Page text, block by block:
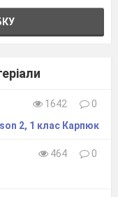
1642
0
2, 1 клас Карпюк
464
0